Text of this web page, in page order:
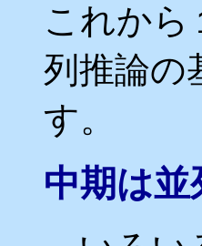
これから
列推論の
す。
中期は